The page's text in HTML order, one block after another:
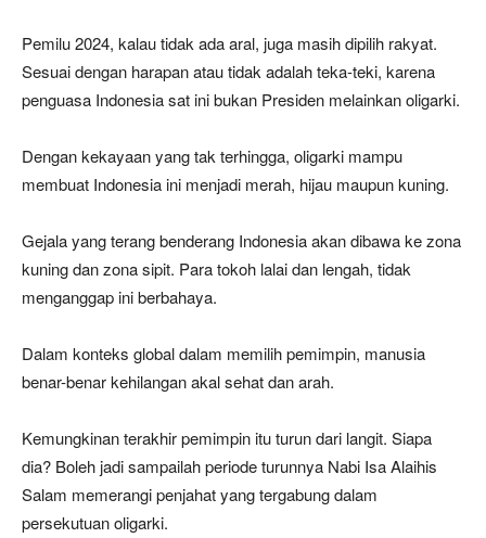
Pemilu 2024, kalau tidak ada aral, juga masih dipilih rakyat.
Sesuai dengan harapan atau tidak adalah teka-teki, karena
penguasa Indonesia sat ini bukan Presiden melainkan oligarki.
Dengan kekayaan yang tak terhingga, oligarki mampu
membuat Indonesia ini menjadi merah, hijau maupun kuning.
Gejala yang terang benderang Indonesia akan dibawa ke zona
kuning dan zona sipit. Para tokoh lalai dan lengah, tidak
menganggap ini berbahaya.
Dalam konteks global dalam memilih pemimpin, manusia
benar-benar kehilangan akal sehat dan arah.
Kemungkinan terakhir pemimpin itu turun dari langit. Siapa
dia? Boleh jadi sampailah periode turunnya Nabi Isa Alaihis
Salam memerangi penjahat yang tergabung dalam
persekutuan oligarki.